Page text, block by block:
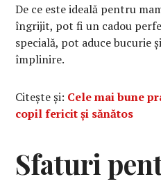
De ce este ideală pentru
îngrijit, pot fi un cadou
specială, pot aduce bucurie
împlinire.
Citește și: Cele mai bune
copil fericit și sănătos
Sfaturi